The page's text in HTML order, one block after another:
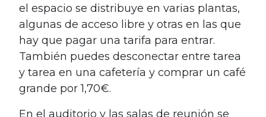
el espacio se distribuye en varias plantas,
algunas de acceso libre y otras en las que
hay que pagar una tarifa para entrar.
También puedes desconectar entre tarea
y tarea en una cafetería y comprar un café
grande por 1,70€.
En el auditorio y las salas de reunión se